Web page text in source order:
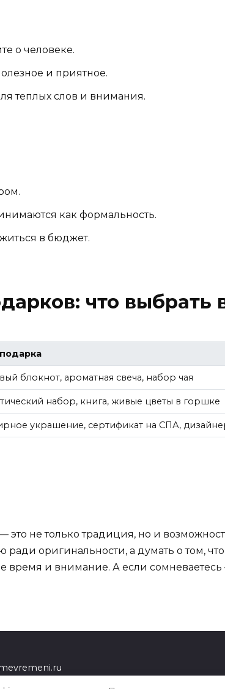
о человеке.
и приятное.
теплых слов и внимания.
как формальность.
в бюджет.
что выбрать
блокнот, ароматная свеча, набор чая
набор, книга, живые цветы в горшке
украшение, сертификат на СПА,
не только традиция, но и
ради оригинальности, а думать о том,
и внимание. А если сомневаетесь